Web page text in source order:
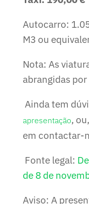
Autocarro:
M3 ou
Nota: As
abrangidas
Ainda tem
apresentação,
em contactar-
Fonte legal:
de 8 de
Aviso: A